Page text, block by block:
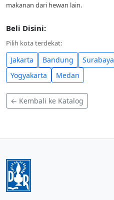
makanan dari hewan lain.
Beli Disini:
Pilih kota terdekat:
Jakarta Bandung Surabaya
Yogyakarta
Medan
← Kembali ke Katalog